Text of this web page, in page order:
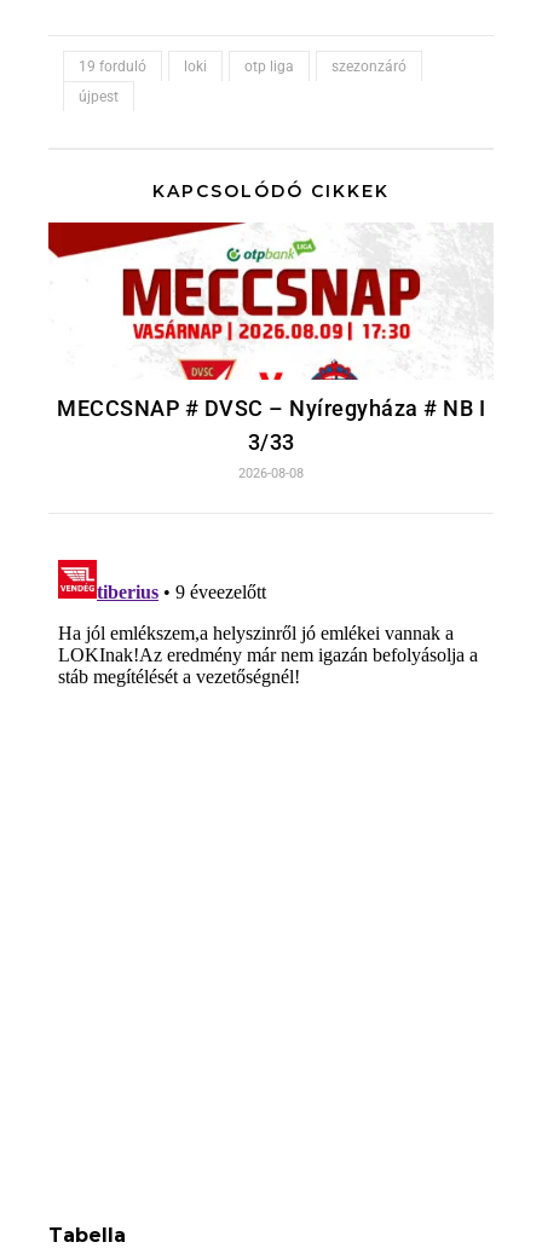
19 forduló loki otp liga
szezonzáró
újpest
KAPCSOLÓDÓ CIKKEK
MECCSNAP # DVSC – Nyíregyháza # NB I
3/33
2026-08-08
Tabella